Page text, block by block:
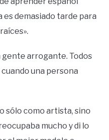
es demasiado tarde para
gente arrogante. Todos
una persona
sólo como artista, sino
mucho y di lo